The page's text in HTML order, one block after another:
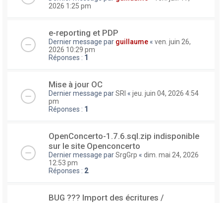
2026 1:25 pm
e-reporting et PDP
Dernier message par guillaume « ven. juin 26,
2026 10:29 pm
Réponses : 1
Mise à jour OC
Dernier message parSRI « jeu. juin 04, 2026 4:54
pm
Réponses : 1
OpenConcerto-1.7.6.sql.zip indisponible
sur le site Openconcerto
Dernier message parSrgGrp « dim. mai 24, 2026
12:53 pm
Réponses : 2
BUG ??? Import des écritures /